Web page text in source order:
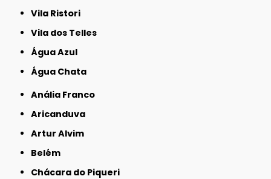
Vila Ristori
Vila dos Telles
Água Azul
Água Chata
Anália Franco
Aricanduva
Artur Alvim
Belém
Chácara do Piqueri